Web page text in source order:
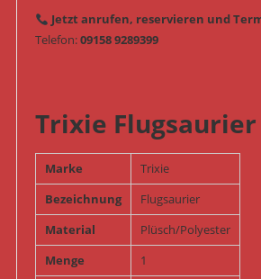
Jetzt anrufen, reservieren und
Telefon:09158 9289399
Trixie Flugsaurier
Marke
Trixie
Bezeichnung
Flugsaurier
Material
Plüsch/Polyester
Menge
1